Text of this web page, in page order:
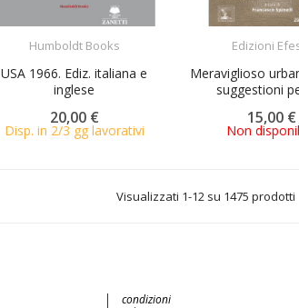
Humboldt Books
USA 1966. Ediz. italiana e
inglese
20,00 €
Disp. in 2/3 gg lavorativi
Edizioni
Meraviglioso
suggestioni
15,00 €
Non
Visualizzati 1-12 su 1475 prodotti
condizioni